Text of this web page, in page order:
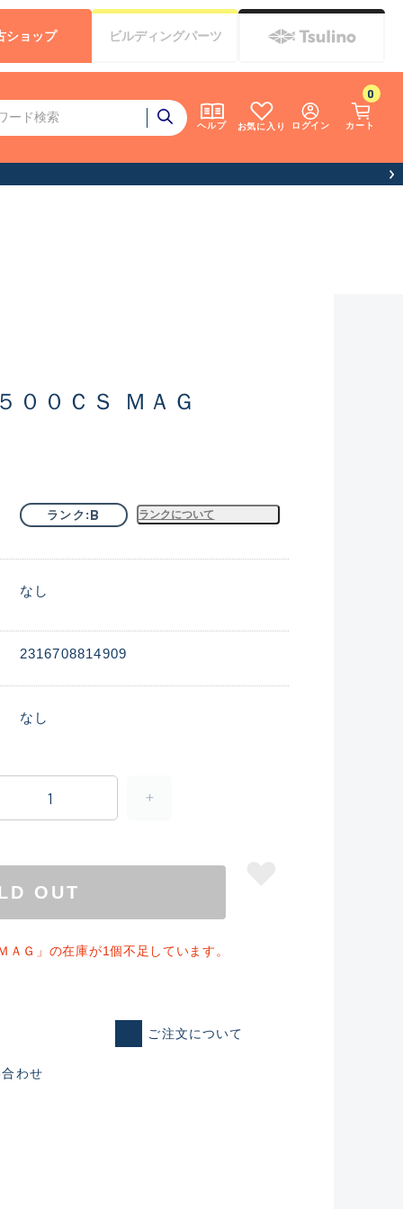
ヘルプ お気に入り ログイン カート
0
ショップ ビルディングパーツ
れた未使用
００ＣＳ ＭＡＧ
ランク B ランクについて
なし
2316708814909
なし
OUT
ＡＧ」の在庫が1個不足しています。
ご注文について
わせ